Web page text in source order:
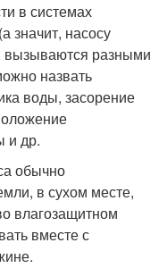
в системах
значит, насосу
вызываются разными
назвать
воды, засорение
и др.
обычно
в сухом месте,
влагозащитном
вместе с